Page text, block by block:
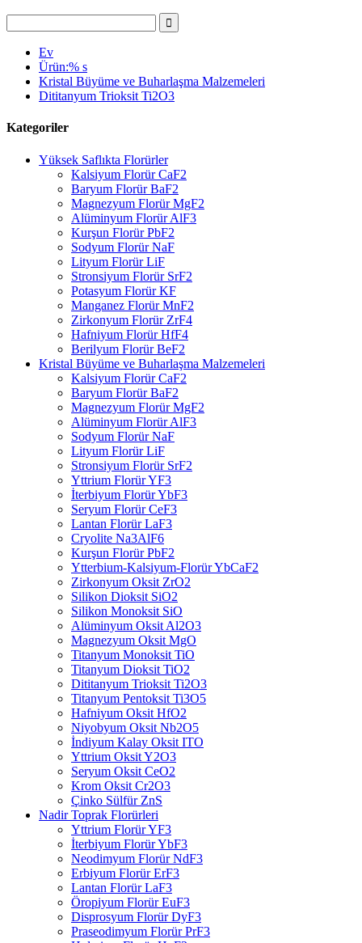
Ev
Ürün:% s
Kristal Büyüme ve Buharlaşma Malzemeleri
Dititanyum Trioksit Ti2O3
Kategoriler
Yüksek Saflıkta Florürler
Kalsiyum Florür CaF2
Baryum Florür BaF2
Magnezyum Florür MgF2
Alüminyum Florür AlF3
Kurşun Florür PbF2
Sodyum Florür NaF
Lityum Florür LiF
Stronsiyum Florür SrF2
Potasyum Florür KF
Manganez Florür MnF2
Zirkonyum Florür ZrF4
Hafniyum Florür HfF4
Berilyum Florür BeF2
Kristal Büyüme ve Buharlaşma Malzemeleri
Kalsiyum Florür CaF2
Baryum Florür BaF2
Magnezyum Florür MgF2
Alüminyum Florür AlF3
Sodyum Florür NaF
Lityum Florür LiF
Stronsiyum Florür SrF2
Yttrium Florür YF3
İterbiyum Florür YbF3
Seryum Florür CeF3
Lantan Florür LaF3
Cryolite Na3AlF6
Kurşun Florür PbF2
Ytterbium-Kalsiyum-Florür YbCaF2
Zirkonyum Oksit ZrO2
Silikon Dioksit SiO2
Silikon Monoksit SiO
Alüminyum Oksit Al2O3
Magnezyum Oksit MgO
Titanyum Monoksit TiO
Titanyum Dioksit TiO2
Dititanyum Trioksit Ti2O3
Titanyum Pentoksit Ti3O5
Hafniyum Oksit HfO2
Niyobyum Oksit Nb2O5
İndiyum Kalay Oksit ITO
Yttrium Oksit Y2O3
Seryum Oksit CeO2
Krom Oksit Cr2O3
Çinko Sülfür ZnS
Nadir Toprak Florürleri
Yttrium Florür YF3
İterbiyum Florür YbF3
Neodimyum Florür NdF3
Erbiyum Florür ErF3
Lantan Florür LaF3
Öropiyum Florür EuF3
Disprosyum Florür DyF3
Praseodimyum Florür PrF3